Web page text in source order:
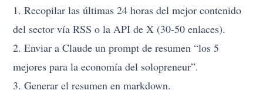
1. Recopilar las últimas 24 horas del mejor contenido
del sector vía RSS o la API de X (30-50 enlaces).
2. Enviar a Claude un prompt de resumen “los 5
mejores para la economía del solopreneur”.
3. Generar el resumen en markdown.